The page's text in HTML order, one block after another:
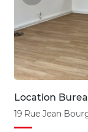
Location
19 Rue Jean